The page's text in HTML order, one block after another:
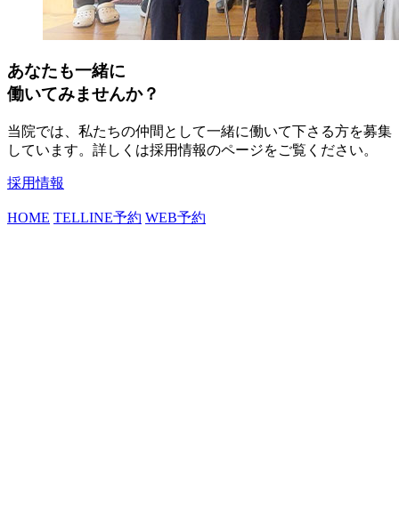
あなたも一緒に
働いてみませんか？
当院では、私たちの仲間として一緒に働いて下さる方を募集
しています。詳しくは採用情報のページをご覧ください。
採用情報
HOME TELLINE予約 WEB予約